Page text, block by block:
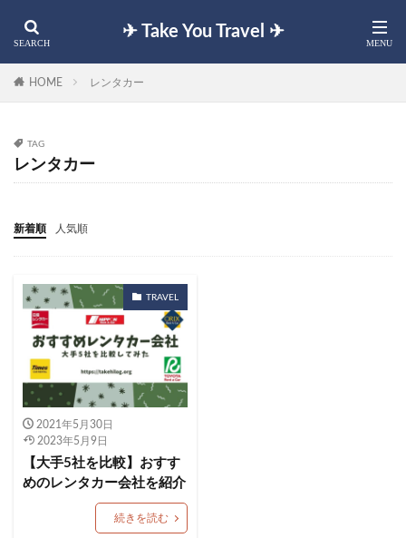
✈︎ Take You Travel ✈︎
HOME レンタカー
TAG
レンタカー
新着順 人気順
TRAVEL
2021年5月30日
2023年5月9日
【大手5社を比較】おすす
めのレンタカー会社を紹介
続きを読む